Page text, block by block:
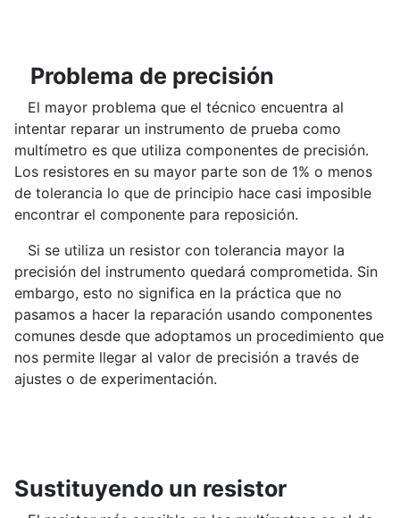
Problema de precisión
El mayor problema que el técnico encuentra al
intentar reparar un instrumento de prueba como
multímetro es que utiliza componentes de precisión.
Los resistores en su mayor parte son de 1% o menos
de tolerancia lo que de principio hace casi imposible
encontrar el componente para reposición.
Si se utiliza un resistor con tolerancia mayor la
precisión del instrumento quedará comprometida. Sin
embargo, esto no significa en la práctica que no
pasamos a hacer la reparación usando componentes
comunes desde que adoptamos un procedimiento que
nos permite llegar al valor de precisión a través de
ajustes o de experimentación.
Sustituyendo un resistor